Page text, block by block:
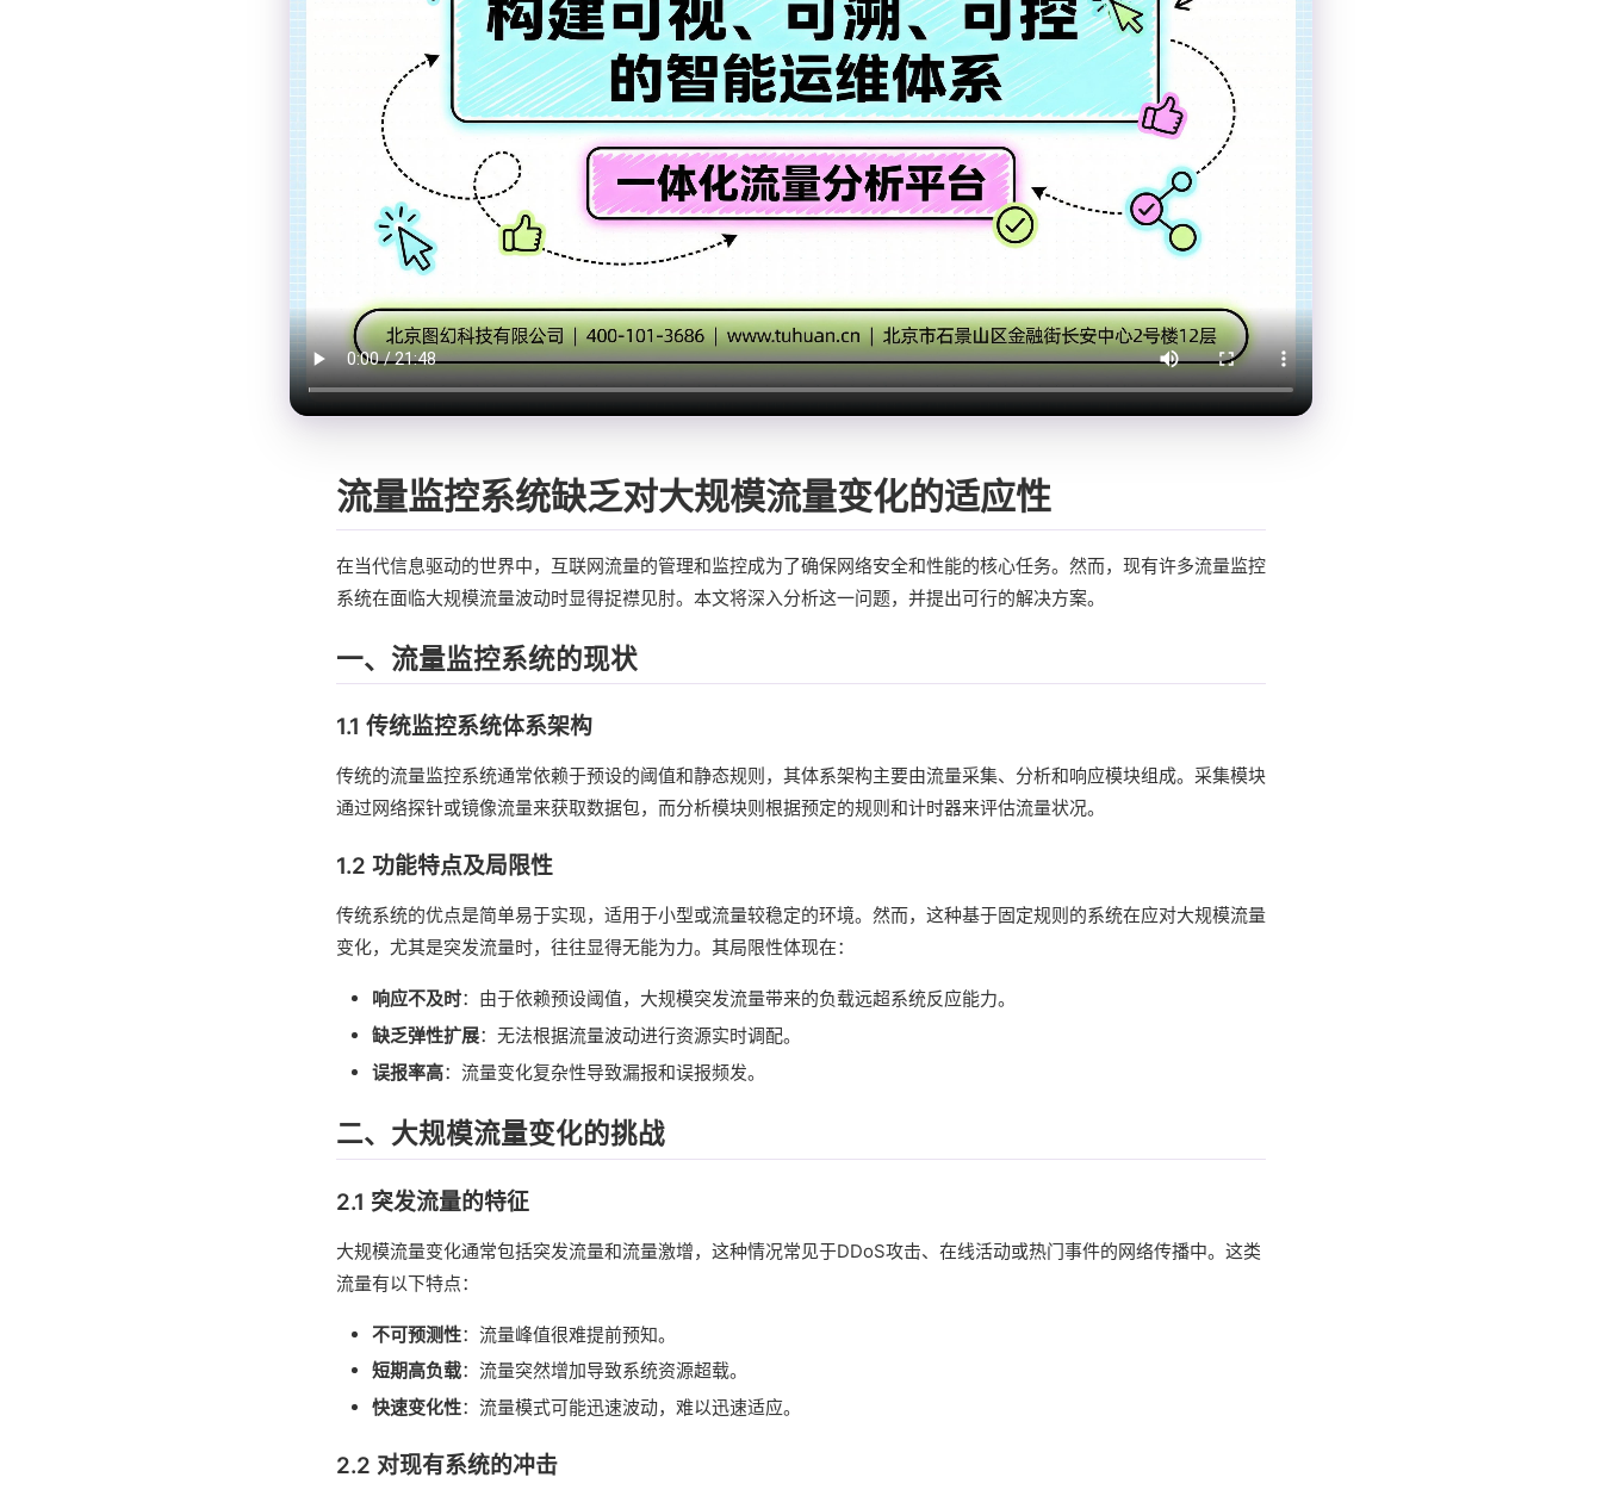
流量监控系统缺乏对大规模流量变化的适应性
在当代信息驱动的世界中，互联网流量的管理和监控成为了确保网络安全和性能的核心任务。然而，现有许多流量监控
系统在面临大规模流量波动时显得捉襟见肘。本文将深入分析这一问题，并提出可行的解决方案。
一、流量监控系统的现状
1.1 传统监控系统体系架构
传统的流量监控系统通常依赖于预设的阈值和静态规则，其体系架构主要由流量采集、分析和响应模块组成。采集模块
通过网络探针或镜像流量来获取数据包，而分析模块则根据预定的规则和计时器来评估流量状况。
1.2 功能特点及局限性
传统系统的优点是简单易于实现，适用于小型或流量较稳定的环境。然而，这种基于固定规则的系统在应对大规模流量
变化，尤其是突发流量时，往往显得无能为力。其局限性体现在：
响应不及时：由于依赖预设阈值，大规模突发流量带来的负载远超系统反应能力。
缺乏弹性扩展：无法根据流量波动进行资源实时调配。
误报率高：流量变化复杂性导致漏报和误报频发。
二、大规模流量变化的挑战
2.1 突发流量的特征
大规模流量变化通常包括突发流量和流量激增，这种情况常见于DDoS攻击、在线活动或热门事件的网络传播中。这类
流量有以下特点：
不可预测性：流量峰值很难提前预知。
短期高负载：流量突然增加导致系统资源超载。
快速变化性：流量模式可能迅速波动，难以迅速适应。
2.2 对现有系统的冲击